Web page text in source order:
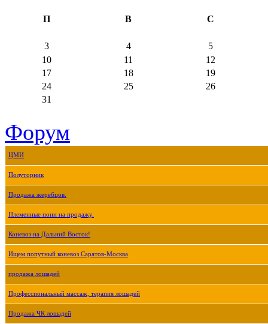
П В С
3 4
5
10
11
12
17
18
19
24
25
26
31
Форум
ЦМИ
Полуторник
Продажа жеребцов.
Племенные пони на продажу.
Коневоз на Дальний Восток!
Ищем попутный коневоз Саратов-Москва
продажа лошадей
Профессиональный массаж, терапия лошадей
Продажа ЧК лошадей